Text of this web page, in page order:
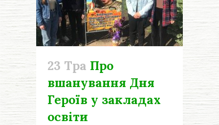
23 Тра Про
вшанування Дня
Героїв у закладах
освіти